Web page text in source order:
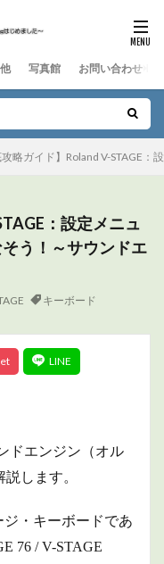
写真館 お問い合わせ
攻略ガイド】Roland V-STAGE
：設定メニュ
う！～サウンドエ
キーボード
ドエンジン（オル
します。
ジ・キーボードであ
76 / V-STAGE